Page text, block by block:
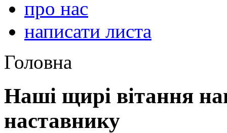
про нас
написати листа
Головна
Наші щирі вітання
наставнику